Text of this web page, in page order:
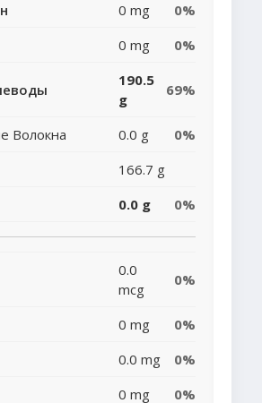
0 mg
0%
0 mg 0%
190.5
g
69%
Волокна 0.0 g
0%
166.7 g
0.0 g 0%
0.0
mcg
0%
0 mg
0%
0.0 mg
0%
0 mg 0%